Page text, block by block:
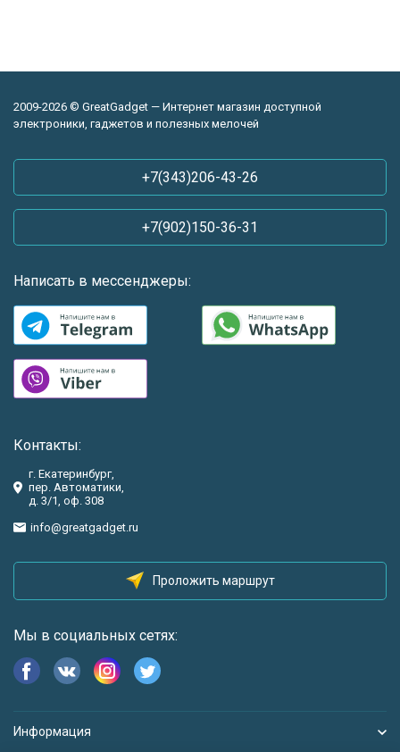
2009-2026 © GreatGadget — Интернет магазин доступной
электроники, гаджетов и полезных мелочей
+7(343)206-43-26
+7(902)150-36-31
Написать в мессенджеры:
Контакты:
г. Екатеринбург,
пер. Автоматики,
д. 3/1, оф. 308
info@greatgadget.ru
Проложить маршрут
Мы в социальных сетях:
Информация